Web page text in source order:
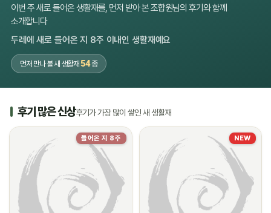
이번 주 새로 들어온 생활재를, 먼저 받아 본 조합원님의 후기와 함께
소개합니다
두레에 새로 들어온 지 8주 이내인 생활재예요
먼저 만나 볼 새 생활재 54종
후기 많은 신상후기가 가장 많이 쌓인 새 생활재
들어온 지 8주 NEW